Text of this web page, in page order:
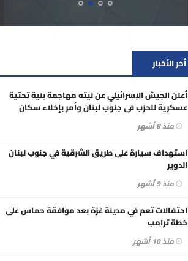
أخر الأخبار
أعلن الجيش الإسرائيلي عن نيته مهاجمة بنية تحتية
عسكرية للحزب في جنوب لبنان وأمر بإخلاء سكان
قريتي دير كيفا وشحور تمهيدًا لقصفهما.
استهداف سيارة على طريق الشرقية في جنوب لبنان
الدوير
احتفالات تعم في مدينة غزة بعد موافقة حماس على
خطة ترامب